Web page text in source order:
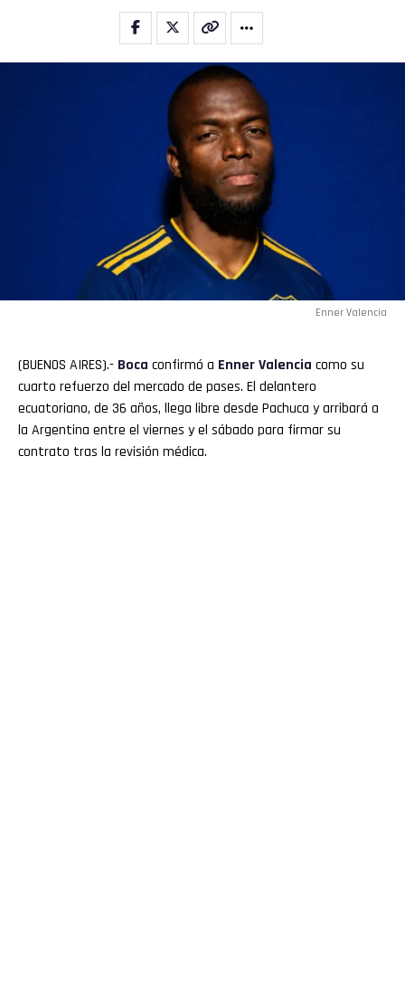
Enner Valencia
(BUENOS AIRES).- Boca confirmó a Enner Valencia como su
cuarto refuerzo del mercado de pases. El delantero
ecuatoriano, de 36 años, llega libre desde Pachuca y arribará a
la Argentina entre el viernes y el sábado para firmar su
contrato tras la revisión médica.